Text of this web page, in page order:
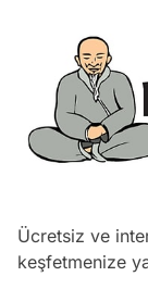
Ücretsiz ve
keşfetmenize